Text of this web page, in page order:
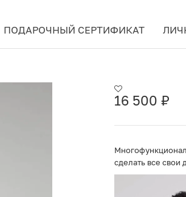
ПОДАРОЧНЫЙ СЕРТИФИКАТ
16 500 ₽
сделать все свои